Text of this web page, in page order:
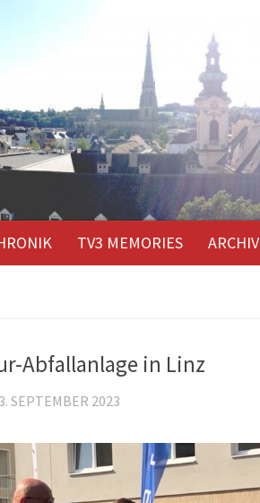
TV3 MEMORIES ARCHIV
Abfallanlage in Linz
SEPTEMBER 2023